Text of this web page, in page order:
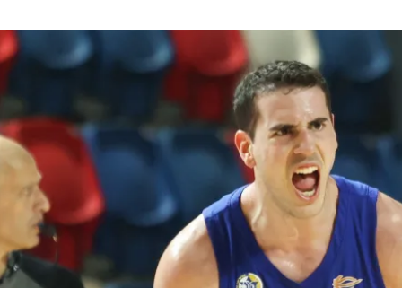
הפועל תל אביב
הפועל חיפה
הפועל באר שבע
מכבי נתניה
בני יהודה
ליגה סינית
ליגה ברזילאית
ליגות נוספות